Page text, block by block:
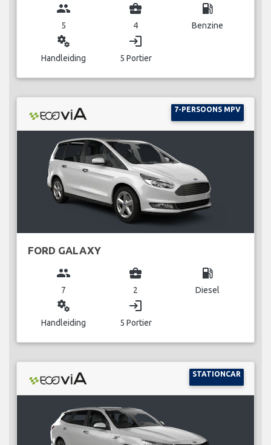
group
5
business_center
4
local_gas_station
Benzine
miscellaneous_services
Handleiding
login
5 Portier
7-PERSOONS MPV
FORD GALAXY
group
7
business_center
2
local_gas_station
Diesel
miscellaneous_services
Handleiding
login
5 Portier
STATIONCAR